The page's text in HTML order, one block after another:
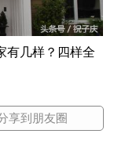
有几样？四样全
享到朋友圈